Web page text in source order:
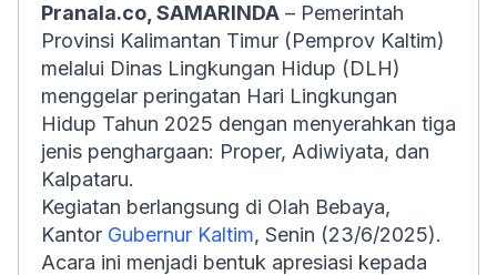
Pranala.co, SAMARINDA – Pemerintah
Provinsi Kalimantan Timur (Pemprov Kaltim)
melalui Dinas Lingkungan Hidup (DLH)
menggelar peringatan Hari Lingkungan
Hidup Tahun 2025 dengan menyerahkan tiga
jenis penghargaan: Proper, Adiwiyata, dan
Kalpataru.
Kegiatan berlangsung di Olah Bebaya,
Kantor Gubernur Kaltim, Senin (23/6/2025).
Acara ini menjadi bentuk apresiasi kepada